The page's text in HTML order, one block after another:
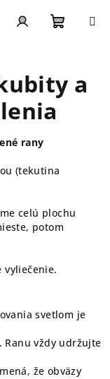
košík
a
rany
(tekutina
celú plochu
potom
vyliečenie.
svetlom je
vždy udržujte
že obväzy